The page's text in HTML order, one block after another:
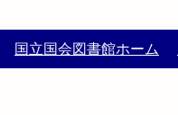
国立国会図書館ホーム